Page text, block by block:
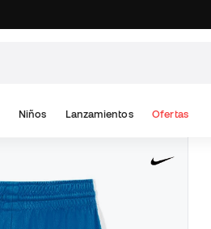
Niños Lanzamientos Ofertas